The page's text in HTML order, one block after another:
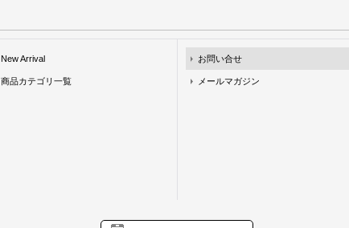
New Arrival
商品カテゴリ一覧
お問い合せ
メールマガジン